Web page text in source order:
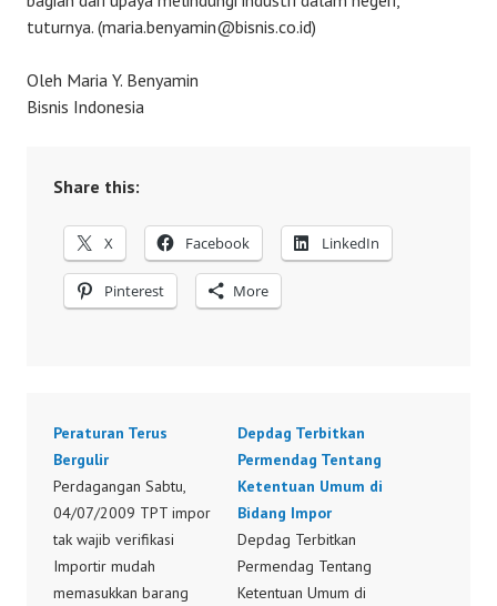
tuturnya. (maria.benyamin@bisnis.co.id)
Oleh Maria Y. Benyamin
Bisnis Indonesia
Share this:
X Facebook LinkedIn
Pinterest More
Peraturan Terus
Bergulir
Perdagangan Sabtu,
04/07/2009 TPT impor
tak wajib verifikasi
Importir mudah
memasukkan barang
Depdag Terbitkan
Permendag Tentang
Ketentuan Umum di
Bidang Impor
Depdag Terbitkan
Permendag Tentang
Ketentuan Umum di